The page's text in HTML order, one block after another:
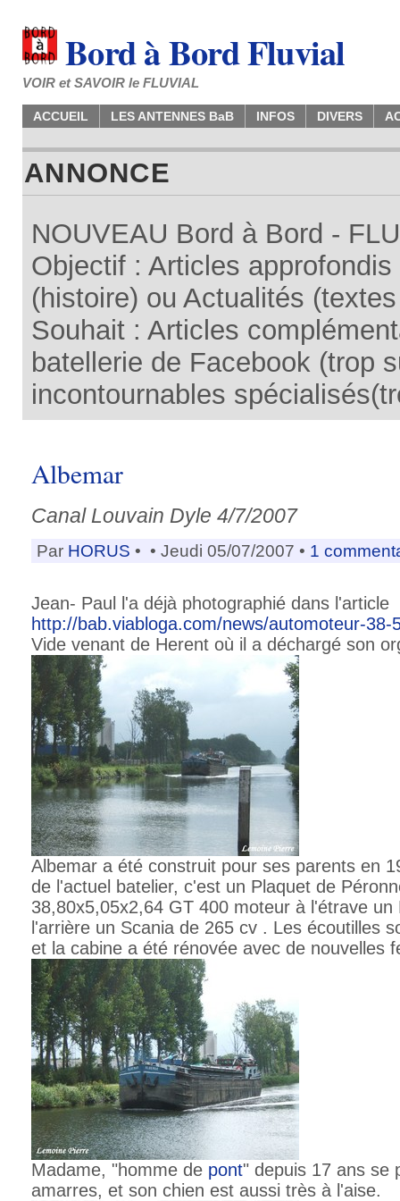
Bord à Bord Fluvial
VOIR et SAVOIR le FLUVIAL
ACCUEIL LES ANTENNES BaB INFOS DIVERS
ANNONCE
NOUVEAU Bord à Bord -
Objectif : Articles
(histoire) ou Actualités
Souhait : Articles
batellerie de Facebook (trop
incontournables
Albemar
Canal Louvain Dyle 4/7/2007
Par HORUS • • Jeudi 05/07/2007 • 1
Jean- Paul l'a déjà photographié dans l'article
http://bab.viabloga.com/news/automoteur-38-
Vide venant de Herent où il a déchargé son
Albemar a été construit pour ses parents en
de l'actuel batelier, c'est un Plaquet de
38,80x5,05x2,64 GT 400 moteur à l'étrave
l'arrière un Scania de 265 cv . Les écoutilles
et la cabine a été rénovée avec de nouvelles
Madame, "homme de pont" depuis 17 ans se
amarres, et son chien est aussi très à l'aise.